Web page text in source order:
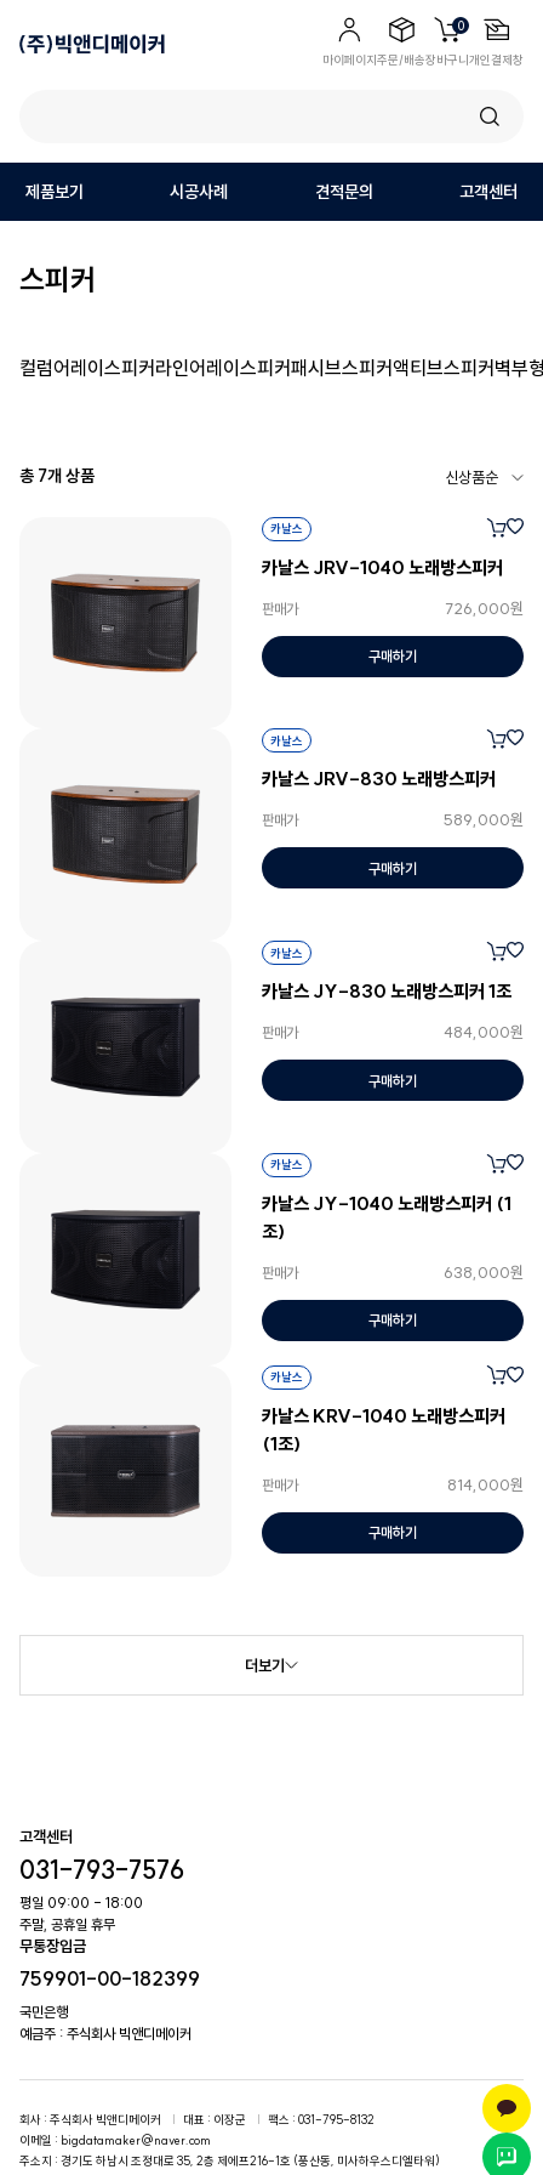
마이페이지주문/배송
0
장바구니개인결제창
제품보기 시공사례 견적문의 고객센터
스피커
컬럼어레이스피커 라인어레이스피커패시브스피커액티브스피커 벽부
총 7개 상품
카날스
카날스 JRV-1040 노래방스피커
판매가 726,000원
구매하기
카날스
카날스 JRV-830 노래방스피커
판매가 589,000원
구매하기
카날스
카날스 JY-830 노래방스피커 1조
판매가 484,000원
구매하기
카날스
카날스 JY-1040 노래방스피커 (1
조)
판매가 638,000원
구매하기
카날스
카날스 KRV-1040 노래방스피커
(1조)
판매가 814,000원
구매하기
더보기
고객센터
031-793-7576
평일 09:00 - 18:00
주말, 공휴일 휴무
무통장입금
759901-00-182399
국민은행
예금주 : 주식회사 빅앤디메이커
회사 : 주식회사 빅앤디메이커 대표 : 이장군 팩스 : 031-795-8132
이메일 : bigdatamaker@naver.com
주소지 : 경기도 하남시 조정대로 35, 2층 제에프216-1호 (풍산동, 미사하우스디엘타워)